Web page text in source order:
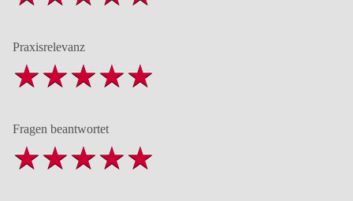
Praxisrelevanz
Fragen beantwortet